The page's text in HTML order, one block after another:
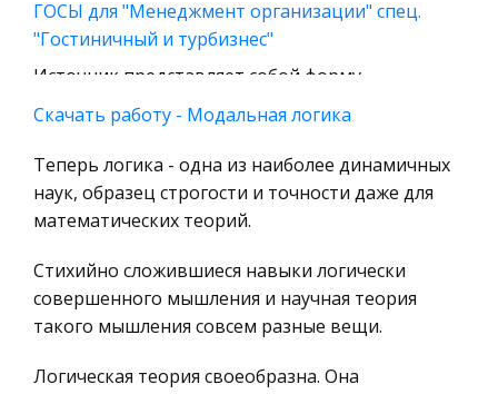
Социология
Страховое право
Военное дело
Экономика и Финансы
Химия
Металлургия
Микроэкономика, экономика предприятия,
предпринимательство
Историческая личность
География, Экономическая география
ГОСЫ для "Менеджмент организации" спец.
"Гостиничный и турбизнес"
Источник представляет собой форму
выражения норм трудового права, и эта форма
может быть различной в зависимости от того,
какой орган издает нормативный акт. Система
источников трудового права включа
Физическая культура как часть
общечеловеческой культуры
Мальчиков специально обучали выносливости,
военному делу, борьбе. Также в древнем мире
представляли спортивные соревнования в
Скачать работу - Модальная логика
Теперь логика - одна из наиболее динамичных
наук, образец строгости и точности даже для
математических теорий.
Стихийно сложившиеся навыки логически
совершенного мышления и научная теория
такого мышления совсем разные вещи.
Логическая теория своеобразна. Она